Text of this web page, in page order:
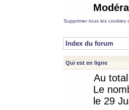
Supprimer tous les cookies
Index du forum
Qui est en ligne
Au
Le
le 29